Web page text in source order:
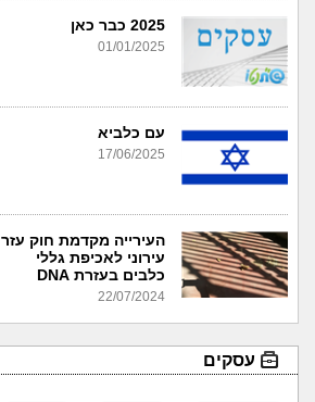
2025 כבר כאן
01/01/2025
עם כלביא
17/06/2025
העירייה מקדמת חוק עזר
עירוני לאכיפת גללי
כלבים בעזרת DNA
22/07/2024
עסקים